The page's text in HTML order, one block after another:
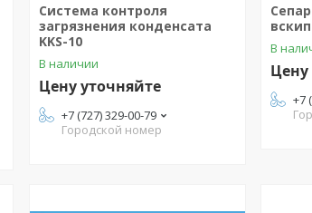
Система контроля
загрязнения конденсата
KKS-10
В наличии
Цену уточняйте
+7 (727) 329-00-79
Городской номер
В
Цену
+7